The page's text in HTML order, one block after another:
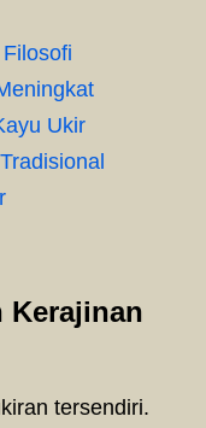
Ukir
Kerajinan
tersendiri.